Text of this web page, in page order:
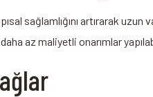
sağlamlığını artırarak
az maliyetli ⁤onarımlar